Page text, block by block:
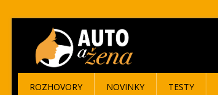
ROZHOVORY NOVINKY TESTY